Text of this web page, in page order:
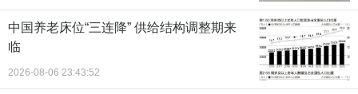
中国养老床位“三连降” 供给结构调整期来
临
2026-08-06 23:43:52